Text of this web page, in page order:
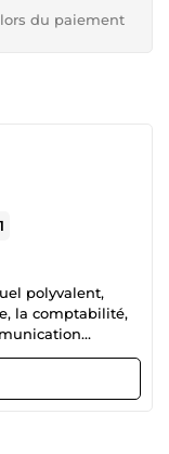
du paiement
1
polyvalent,
la comptabilité,
optimiser votre
services : ✅
documents,